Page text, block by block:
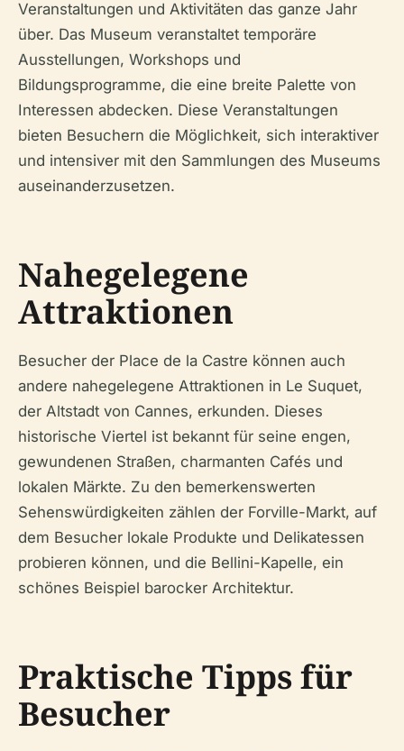
Veranstaltungen und Aktivitäten das ganze Jahr
über. Das Museum veranstaltet temporäre
Ausstellungen, Workshops und
Bildungsprogramme, die eine breite Palette von
Interessen abdecken. Diese Veranstaltungen
bieten Besuchern die Möglichkeit, sich interaktiver
und intensiver mit den Sammlungen des Museums
auseinanderzusetzen.
Nahegelegene
Attraktionen
Besucher der Place de la Castre können auch
andere nahegelegene Attraktionen in Le Suquet,
der Altstadt von Cannes, erkunden. Dieses
historische Viertel ist bekannt für seine engen,
gewundenen Straßen, charmanten Cafés und
lokalen Märkte. Zu den bemerkenswerten
Sehenswürdigkeiten zählen der Forville-Markt, auf
dem Besucher lokale Produkte und Delikatessen
probieren können, und die Bellini-Kapelle, ein
schönes Beispiel barocker Architektur.
Praktische Tipps für
Besucher